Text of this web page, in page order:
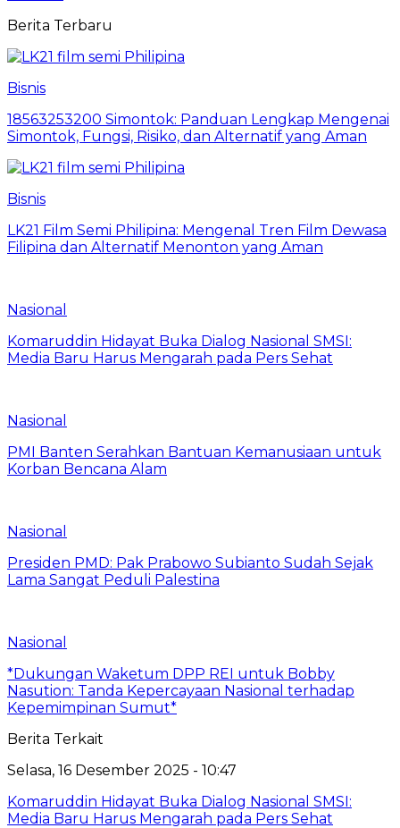
Berita Terbaru
Bisnis
18563253200 Simontok: Panduan Lengkap Mengenai
Simontok, Fungsi, Risiko, dan Alternatif yang Aman
Bisnis
LK21 Film Semi Philipina: Mengenal Tren Film Dewasa
Filipina dan Alternatif Menonton yang Aman
Nasional
Komaruddin Hidayat Buka Dialog Nasional SMSI:
Media Baru Harus Mengarah pada Pers Sehat
Nasional
PMI Banten Serahkan Bantuan Kemanusiaan untuk
Korban Bencana Alam
Nasional
Presiden PMD: Pak Prabowo Subianto Sudah Sejak
Lama Sangat Peduli Palestina
Nasional
*Dukungan Waketum DPP REI untuk Bobby
Nasution: Tanda Kepercayaan Nasional terhadap
Kepemimpinan Sumut*
Berita Terkait
Selasa, 16 Desember 2025 - 10:47
Komaruddin Hidayat Buka Dialog Nasional SMSI:
Media Baru Harus Mengarah pada Pers Sehat